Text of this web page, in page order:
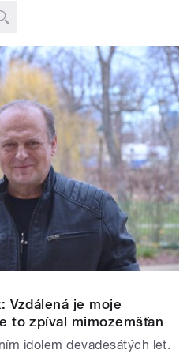
Vzdálená je moje
to zpíval mimozemšťan
idolem devadesátých let.